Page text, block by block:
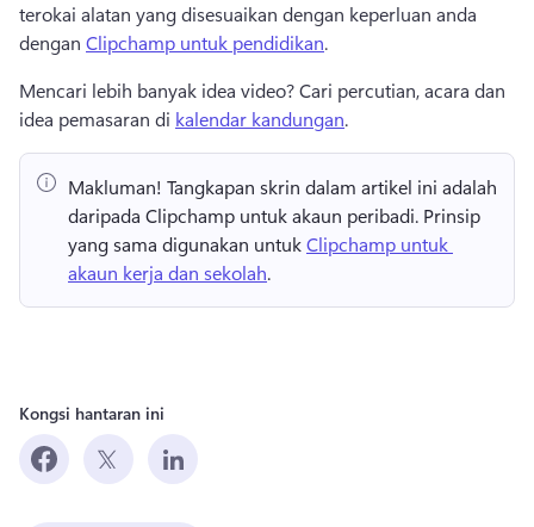
terokai alatan yang disesuaikan dengan keperluan anda
dengan Clipchamp untuk pendidikan.
Mencari lebih banyak idea video? Cari percutian, acara dan
idea pemasaran di kalendar kandungan.
Makluman! Tangkapan skrin dalam artikel ini adalah
daripada Clipchamp untuk akaun peribadi. Prinsip
yang sama digunakan untuk Clipchamp untuk
akaun kerja dan sekolah.
Kongsi hantaran ini